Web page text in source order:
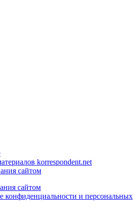
korrespondent.net
сайтом
сайтом
конфиденциальности и персональных